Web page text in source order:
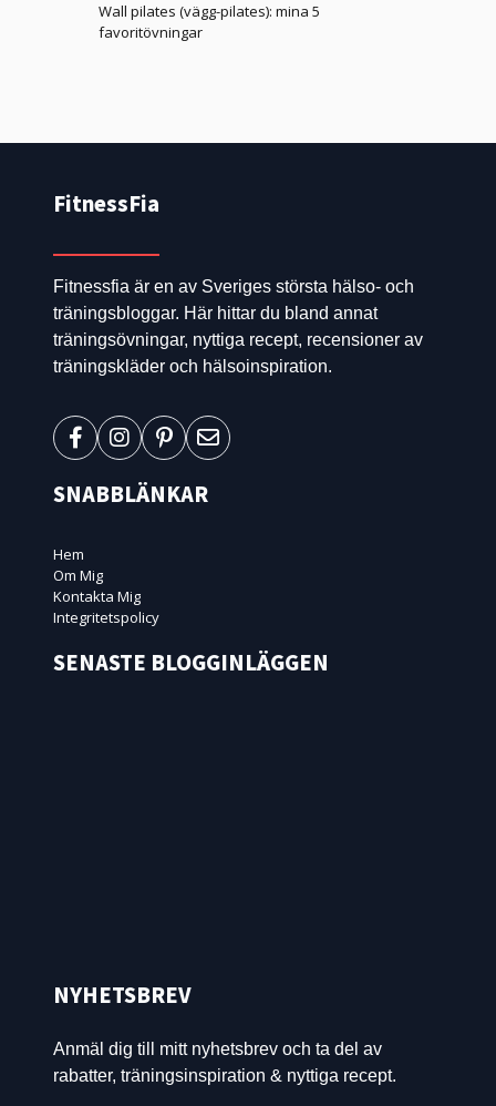
Wall pilates (vägg-pilates): mina 5
favoritövningar
FitnessFia
Fitnessfia är en av Sveriges största hälso- och
träningsbloggar. Här hittar du bland annat
träningsövningar, nyttiga recept, recensioner av
träningskläder och hälsoinspiration.
SNABBLÄNKAR
Hem
Om Mig
Kontakta Mig
Integritetspolicy
SENASTE BLOGGINLÄGGEN
NYHETSBREV
Anmäl dig till mitt nyhetsbrev och ta del av
rabatter, träningsinspiration & nyttiga recept.